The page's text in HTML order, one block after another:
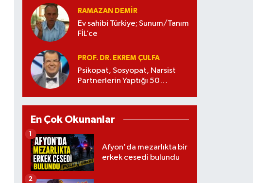
RAMAZAN DEMİR
Ev sahibi Türkiye; Sunum/Tanım
FİL’ce
PROF. DR. EKREM ÇULFA
Psikopat, Sosyopat, Narsist
Partnerlerin Yaptığı 50
En Çok Okunanlar
Afyon'da mezarlıkta bir
erkek cesedi bulundu
1
2